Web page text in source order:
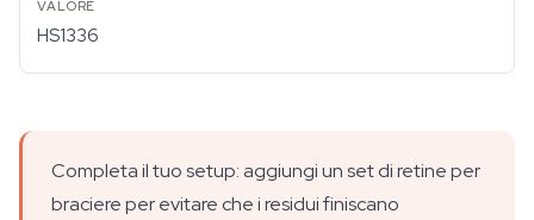
HS1336
Completa il tuo setup: aggiungi un set di retine per
braciere per evitare che i residui finiscano